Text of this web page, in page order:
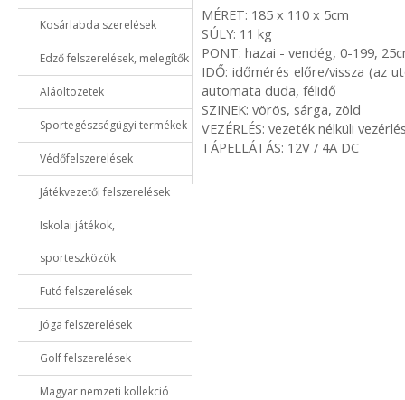
Kosárlabda szerelések
Edző felszerelések, melegítők
Aláöltözetek
Sportegészségügyi termékek
Védőfelszerelések
Játékvezetői felszerelések
Iskolai játékok,
sporteszközök
Futó felszerelések
Jóga felszerelések
Golf felszerelések
Magyar nemzeti kollekció
MÉRET: 185 x 110 x 5cm
SÚLY: 11 kg
PONT: hazai - vendég, 0-199,
IDŐ: időmérés előre/vissza (az
automata duda, félidő
SZINEK: vörös, sárga, zöld
VEZÉRLÉS: vezeték nélküli
TÁPELLÁTÁS: 12V / 4A DC